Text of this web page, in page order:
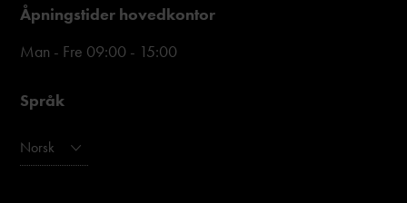
Åpningstider hovedkontor
Man - Fre 09:00 - 15:00
Språk
Norsk